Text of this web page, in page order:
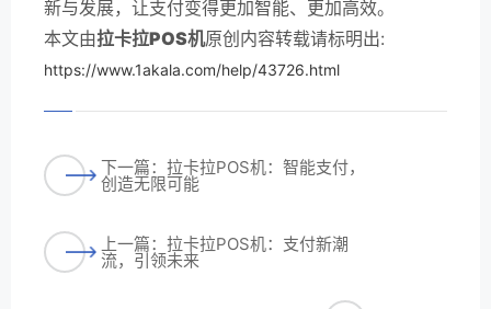
新与发展，让支付变得更加智能、更加高效。
本文由拉卡拉POS机原创内容转载请标明出:
https://www.1akala.com/help/43726.html
下一篇：拉卡拉POS机：智能支付，
创造无限可能
上一篇：拉卡拉POS机：支付新潮
流，引领未来